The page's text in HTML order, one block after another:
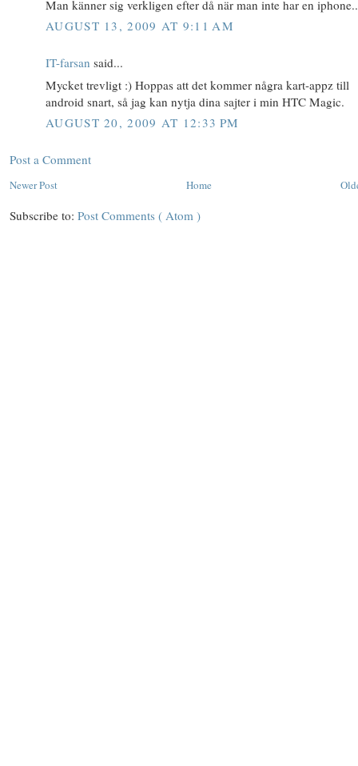
Man känner sig verkligen efter då när man inte har en
AUGUST 13, 2009 AT 9:11 AM
IT-farsan said...
Mycket trevligt :) Hoppas att det kommer några kart-appz till
android snart, så jag kan nytja dina sajter i min HTC Magic.
AUGUST 20, 2009 AT 12:33 PM
Post a Comment
Newer Post Home
Subscribe to: Post Comments ( Atom )